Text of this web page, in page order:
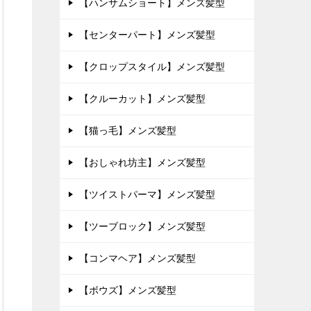
【ハンサムショート】メンズ髪型
【センターパート】メンズ髪型
【クロップスタイル】メンズ髪型
【クルーカット】メンズ髪型
【猫っ毛】メンズ髪型
【おしゃれ坊主】メンズ髪型
【ツイストパーマ】メンズ髪型
【ツーブロック】メンズ髪型
【コンマヘア】メンズ髪型
【ボウズ】メンズ髪型